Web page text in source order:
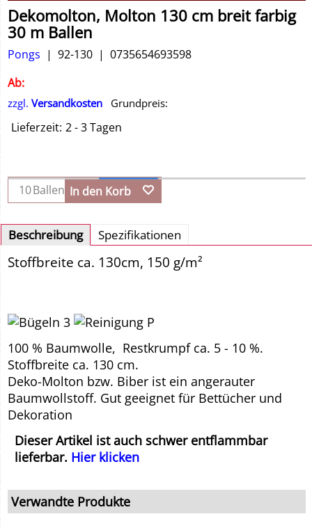
Dekomolton, Molton 130 cm breit farbig
30 m Ballen
Pongs 92-130
0735654693598
Ab:
zzgl. Versandkosten Grundpreis:
Lieferzeit: 2 - 3 Tagen
Ballen In den Korb
Beschreibung Spezifikationen
Stoffbreite ca. 130cm, 150 g/m²
100 % Baumwolle, Restkrumpf ca. 5 - 10 %.
Stoffbreite ca. 130 cm.
Deko-Molton bzw. Biber ist ein angerauter
Baumwollstoff. Gut geeignet für Bettücher und
Dekoration
Dieser Artikel ist auch schwer entflammbar
lieferbar. Hier klicken
Verwandte Produkte